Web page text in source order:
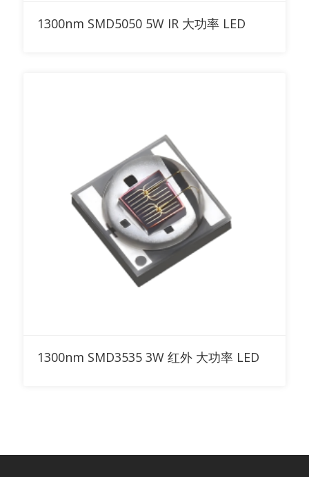
添加到询价清单
1300nm SMD5050 5W IR 大功率 LED
添加到询价清单
1300nm SMD3535 3W 红外 大功率 LED